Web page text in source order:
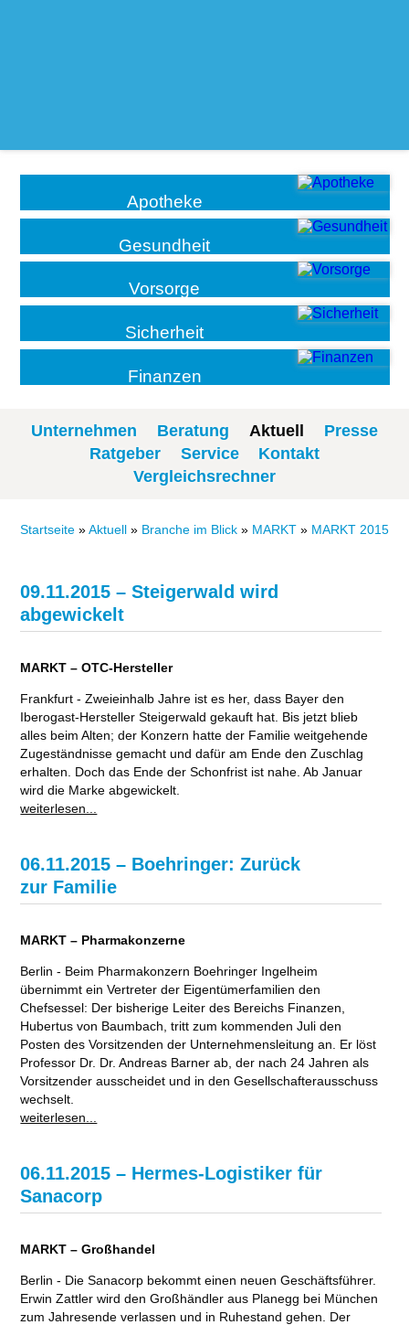
Apotheke
Gesundheit
Vorsorge
Sicherheit
Finanzen
Unternehmen Beratung Aktuell
Presse
Ratgeber
Service
Kontakt
Vergleichsrechner
Startseite »Aktuell » Branche im Blick » MARKT » MARKT 2015
09.11.2015 – Steigerwald wird
abgewickelt
MARKT – OTC-Hersteller
Frankfurt - Zweieinhalb Jahre ist es her, dass Bayer den
Iberogast-Hersteller Steigerwald gekauft hat. Bis jetzt blieb
alles beim Alten; der Konzern hatte der Familie weitgehende
Zugeständnisse gemacht und dafür am Ende den Zuschlag
erhalten. Doch das Ende der Schonfrist ist nahe. Ab Januar
wird die Marke abgewickelt.
weiterlesen...
06.11.2015 – Boehringer: Zurück
zur Familie
MARKT – Pharmakonzerne
Berlin - Beim Pharmakonzern Boehringer Ingelheim
übernimmt ein Vertreter der Eigentümerfamilien den
Chefsessel: Der bisherige Leiter des Bereichs Finanzen,
Hubertus von Baumbach, tritt zum kommenden Juli den
Posten des Vorsitzenden der Unternehmensleitung an. Er löst
Professor Dr. Dr. Andreas Barner ab, der nach 24 Jahren als
Vorsitzender ausscheidet und in den Gesellschafterausschuss
wechselt.
weiterlesen...
06.11.2015 – Hermes-Logistiker für
Sanacorp
MARKT – Großhandel
Berlin - Die Sanacorp bekommt einen neuen Geschäftsführer.
Erwin Zattler wird den Großhändler aus Planegg bei München
zum Jahresende verlassen und in Ruhestand gehen. Der